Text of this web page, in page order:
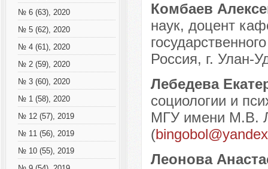
№ 6 (63), 2020
№ 5 (62), 2020
№ 4 (61), 2020
№ 2 (59), 2020
№ 3 (60), 2020
№ 1 (58), 2020
№ 12 (57), 2019
№ 11 (56), 2019
№ 10 (55), 2019
Комбаев
наук, доцент
Россия, г. Улан-
Лебедева
социологии и
МГУ имени М.В.
(
Леонова